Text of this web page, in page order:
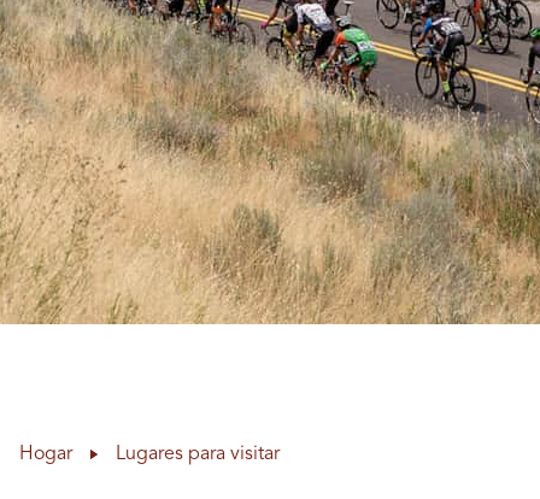
Hogar Lugares para visitar